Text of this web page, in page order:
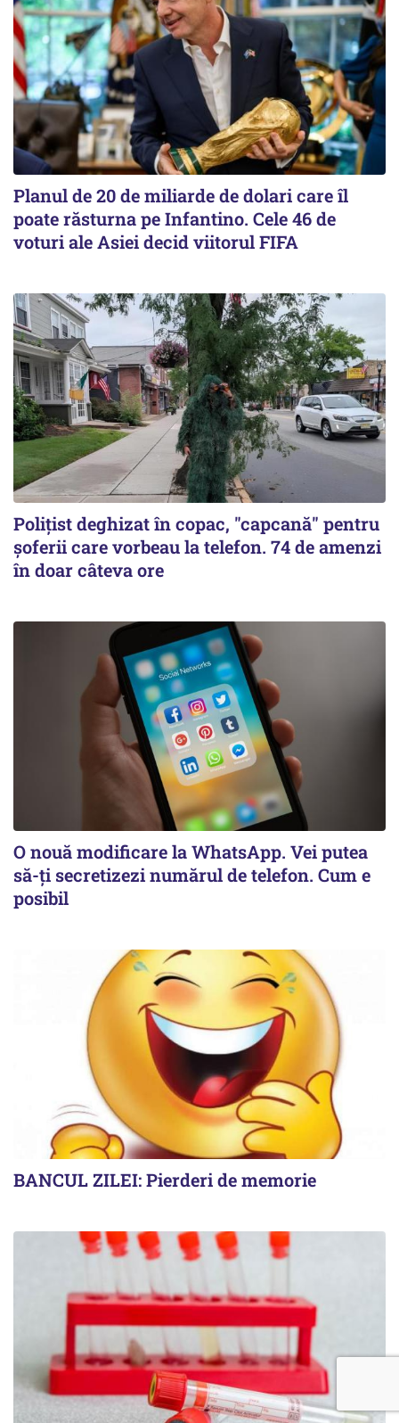
Planul de 20 de miliarde de dolari care îl
poate răsturna pe Infantino. Cele 46 de
voturi ale Asiei decid viitorul FIFA
Polițist deghizat în copac, "capcană" pentru
șoferii care vorbeau la telefon. 74 de amenzi
în doar câteva ore
O nouă modificare la WhatsApp. Vei putea
să-ți secretizezi numărul de telefon. Cum e
posibil
BANCUL ZILEI: Pierderi de memorie